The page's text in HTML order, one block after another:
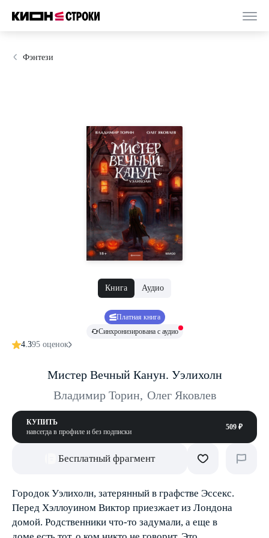
Фэнтези
Книга Аудио
Платная книга
Синхронизирована с аудио
4.395 оценок
Мистер Вечный Канун. Уэлихолн
Владимир Торин, Олег Яковлев
КУПИТЬ
навсегда в профиле и без подписки
509 ₽
Бесплатный фрагмент
Городок Уэлихолн, затерянный в графстве Эссекс.
Перед Хэллоуином Виктор приезжает из Лондона
домой. Родственники что-то задумали, а еще в